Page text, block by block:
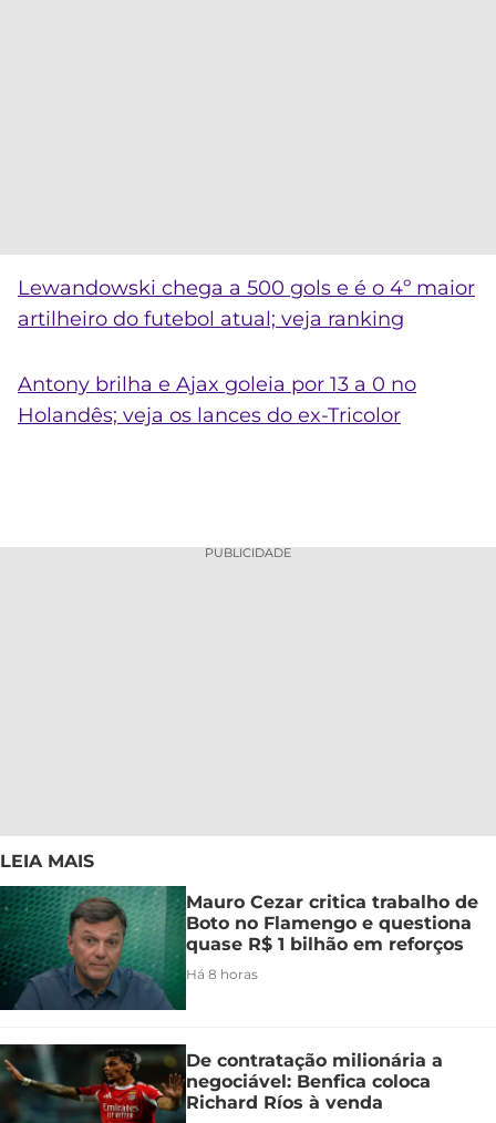
Lewandowski chega a 500 gols e é o 4º maior
artilheiro do futebol atual; veja ranking
Antony brilha e Ajax goleia por 13 a 0 no
Holandês; veja os lances do ex-Tricolor
PUBLICIDADE
LEIA MAIS
Mauro Cezar critica trabalho de
Boto no Flamengo e questiona
quase R$ 1 bilhão em reforços
Há 8 horas
De contratação milionária a
negociável: Benfica coloca
Richard Ríos à venda